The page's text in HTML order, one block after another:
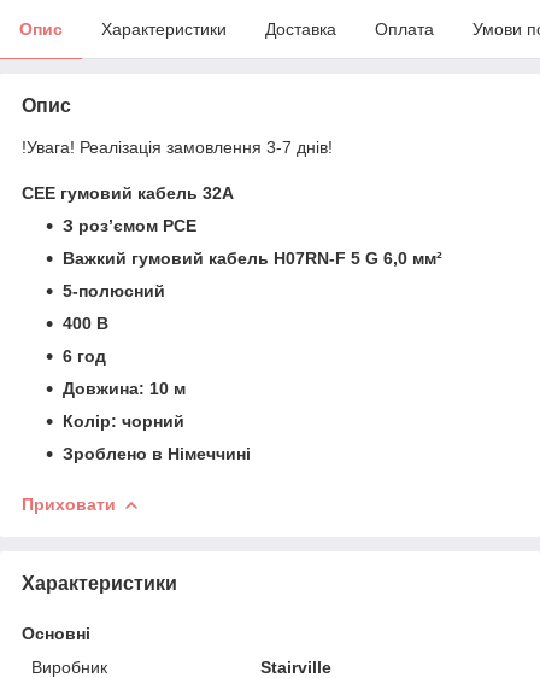
Опис Характеристики Доставка Оплата Умови
Опис
!Увага! Реалізація замовлення 3-7 днів!
CEE гумовий кабель 32А
З роз’ємом PCE
Важкий гумовий кабель H07RN-F 5 G 6,0 мм²
5-полюсний
400 В
6 год
Довжина: 10 м
Колір: чорний
Зроблено в Німеччині
Приховати
Характеристики
Основні
Виробник
Stairville